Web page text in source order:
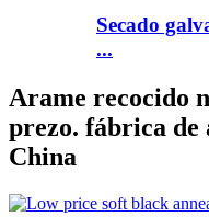
Secado
...
Arame recocido
prezo. fábrica de
China